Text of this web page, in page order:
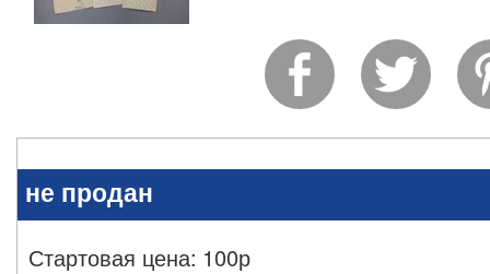
не продан
Стартовая цена: 100р